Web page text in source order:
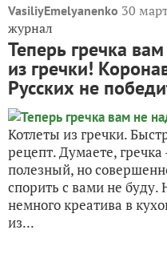
VasiliyEmelyanenko 30
журнал
Теперь гречка
из гречки!
Русских не
Котлеты из гречки.
рецепт. Думаете,
полезный, но
спорить с вами не буду.
немного креатива в
из...